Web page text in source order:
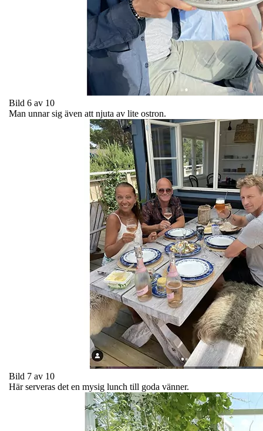
Bild 6 av 10
Man unnar sig även att njuta av lite ostron.
Bild 7 av 10
Här serveras det en mysig lunch till goda vänner.